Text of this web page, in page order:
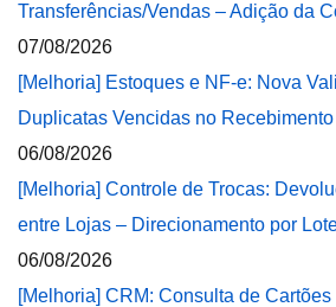
Transferências/Vendas – Adição da
07/08/2026
[Melhoria] Estoques e NF-e: Nova
Duplicatas Vencidas no
06/08/2026
[Melhoria] Controle de Trocas:
entre Lojas – Direcionamento por
06/08/2026
[Melhoria] CRM: Consulta de